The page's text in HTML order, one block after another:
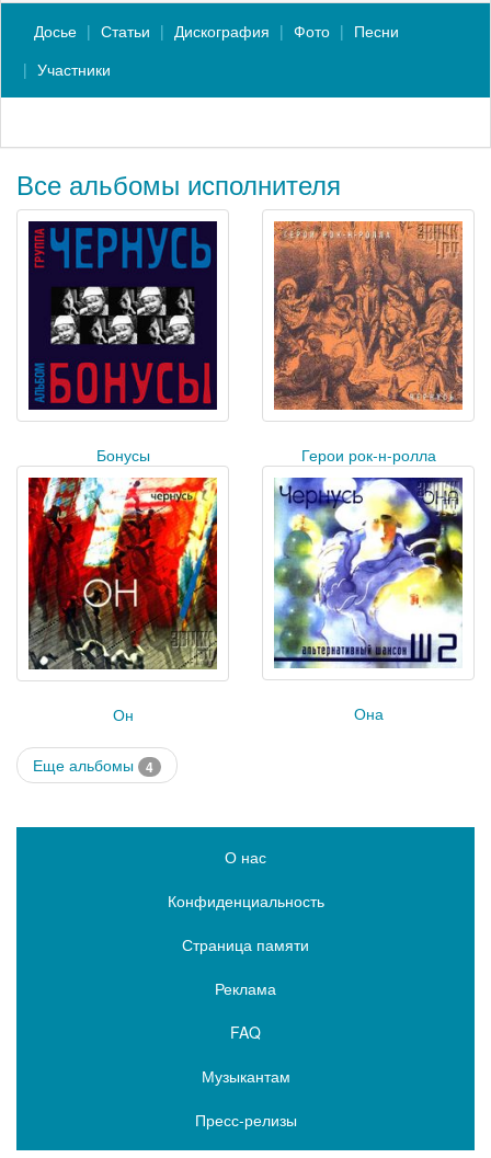
Досье Статьи Дискография Фото
Песни
Участники
Все альбомы исполнителя
Бонусы Герои рок-н-ролла
Он Она
Еще альбомы 4
О нас
Конфиденциальность
Страница памяти
Реклама
FAQ
Музыкантам
Пресс-релизы